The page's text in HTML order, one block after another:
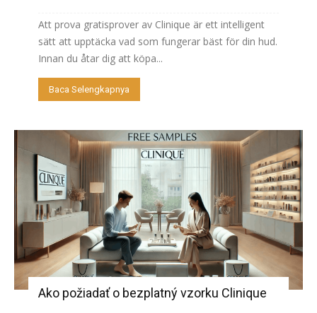
Att prova gratisprover av Clinique är ett intelligent
sätt att upptäcka vad som fungerar bäst för din hud.
Innan du åtar dig att köpa...
Baca Selengkapnya
Ako požiadať o bezplatný vzorku Clinique